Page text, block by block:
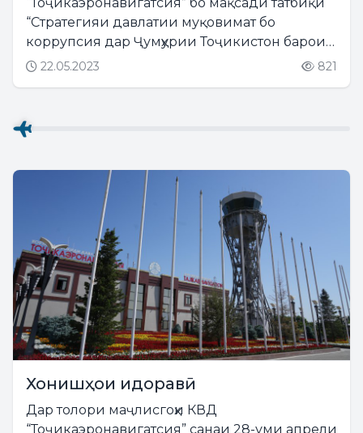
“Стратегияи давлатии муқовимат бо
коррупсия дар Ҷумҳурии Тоҷикистон барои
давраи то соли 2030” бо иштироки муовини
корхона бо...
22.05.2023 821
Хонишҳои идоравӣ
Дар толори маҷлисгоҳи КВД
“Тоҷикаэронавигатсия” санаи 28-уми апрели